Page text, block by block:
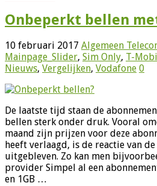
Onbeperkt bellen
10 februari 2017 Algemeen
Mainpage_Slider, Sim Only, T-
Nieuws, Vergelijken, Vodafone 0
De laatste tijd staan de
bellen sterk onder druk. Vooral
maand zijn prijzen voor deze
heeft verlaagd, is de reactie van
uitgebleven. Zo kan men
provider Simpel al een
en 1GB …